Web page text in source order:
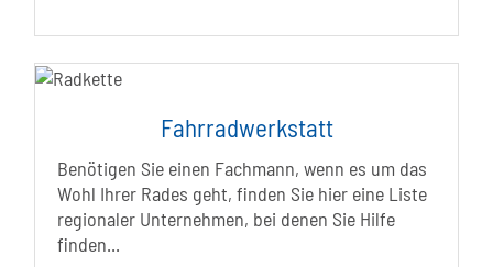
Fahrradwerkstatt
Benötigen Sie einen Fachmann, wenn es um das
Wohl Ihrer Rades geht, finden Sie hier eine Liste
regionaler Unternehmen, bei denen Sie Hilfe
finden...